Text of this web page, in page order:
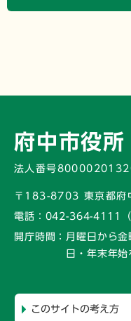
府中市役所
法人番号
〒183-8703 東京都府
電話： 042-364-4111（
開庁時間： 月曜日から
日・年末年始
このサイトの考え方